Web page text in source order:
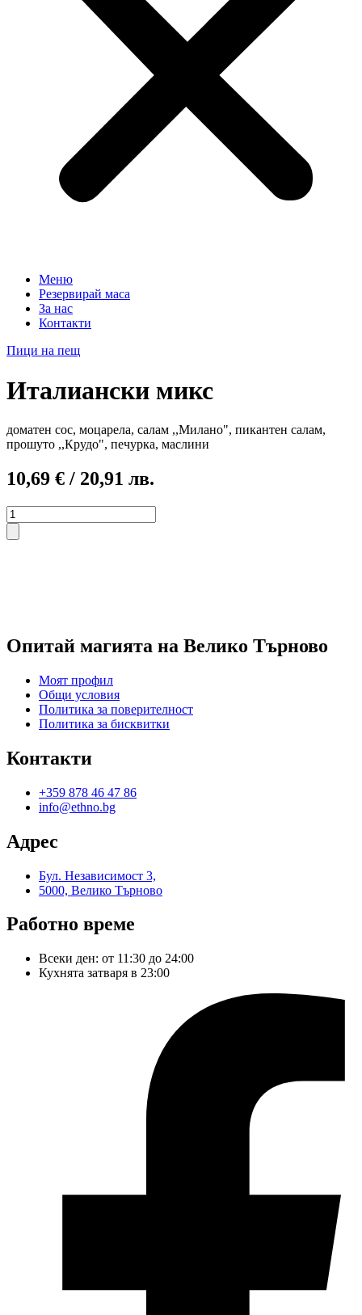
Меню
Резервирай маса
За нас
Контакти
Пици на пещ
Италиански микс
доматен сос, моцарела, салам ,,Милано", пикантен салам,
прошуто ,,Крудо", печурка, маслини
10,69 € / 20,91 лв.
количество
за
Италиански
Опитай магията на Велико Търново
Моят профил
Общи условия
Политика за поверителност
Политика за бисквитки
Контакти
+359 878 46 47 86
info@ethno.bg
Адрес
Бул. Независимост 3,
5000, Велико Търново
Работно време
Всеки ден: от 11:30 до 24:00
Кухнята затваря в 23:00